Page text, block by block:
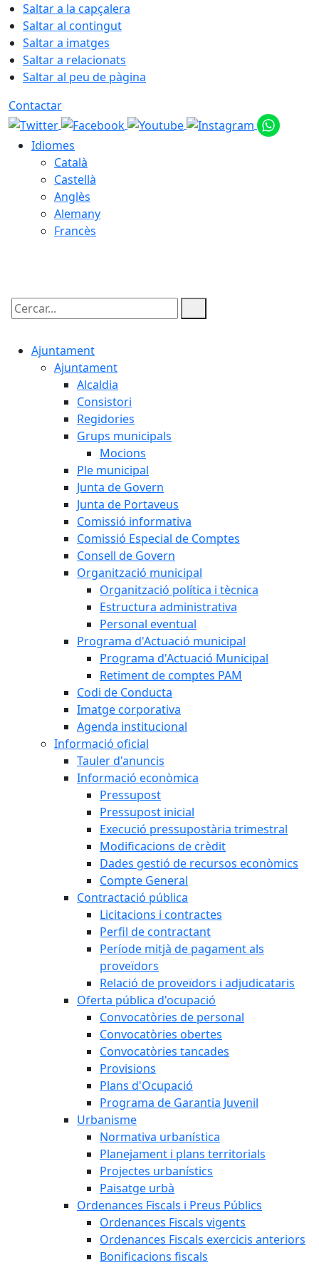
Saltar a la capçalera
Saltar al contingut
Saltar a imatges
Saltar a relacionats
Saltar al peu de pàgina
Contactar
Idiomes
Català
Castellà
Anglès
Alemany
Francès
Cercar:
Ajuntament
Ajuntament
Alcaldia
Consistori
Regidories
Grups municipals
Mocions
Ple municipal
Junta de Govern
Junta de Portaveus
Comissió informativa
Comissió Especial de Comptes
Consell de Govern
Organització municipal
Organització política i tècnica
Estructura administrativa
Personal eventual
Programa d'Actuació municipal
Programa d'Actuació Municipal
Retiment de comptes PAM
Codi de Conducta
Imatge corporativa
Agenda institucional
Informació oficial
Tauler d'anuncis
Informació econòmica
Pressupost
Pressupost inicial
Execució pressupostària trimestral
Modificacions de crèdit
Dades gestió de recursos econòmics
Compte General
Contractació pública
Licitacions i contractes
Perfil de contractant
Període mitjà de pagament als
proveïdors
Relació de proveïdors i adjudicataris
Oferta pública d'ocupació
Convocatòries de personal
Convocatòries obertes
Convocatòries tancades
Provisions
Plans d'Ocupació
Programa de Garantia Juvenil
Urbanisme
Normativa urbanística
Planejament i plans territorials
Projectes urbanístics
Paisatge urbà
Ordenances Fiscals i Preus Públics
Ordenances Fiscals vigents
Ordenances Fiscals exercicis anteriors
Bonificacions fiscals